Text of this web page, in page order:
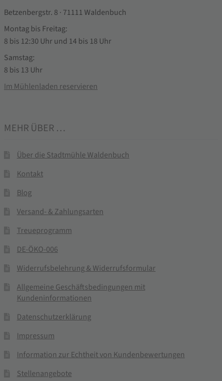
Betzenbergstr. 8 · 71111 Waldenbuch
Montag bis Freitag:
8 bis 12:30 Uhr und 14 bis 18 Uhr
Samstag:
8 bis 13 Uhr
Im Mühlenladen reservieren
MEHR ÜBER …
Über die Stadtmühle Waldenbuch
Kontakt
Blog
Versand- & Zahlungsarten
Treueprogramm
DE-ÖKO-006
Widerrufsbelehrung & Widerrufsformular
Allgemeine Geschäftsbedingungen mit
Kundeninformationen
Datenschutzerklärung
Impressum
Information zur Echtheit von Kundenbewertungen
Stellenangebote